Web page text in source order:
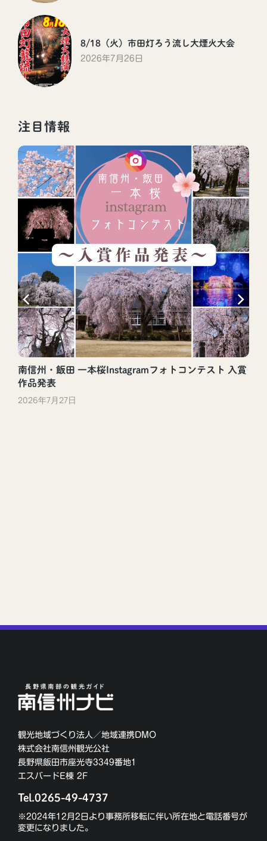
8/18（火）市田灯ろう流し大煙火大会
2026年7月26日
注目情報
南信州・飯田 一本桜Instagramフォトコンテスト 入賞
作品発表
2026年7月27日
観光地域づくり法人／地域連携DMO
株式会社南信州観光公社
長野県飯田市座光寺3349番地1
エスバードE棟 2F
Tel.0265-49-4737
※2024年12月2日より事務所移転に伴い所在地と電話番号が
変更になりました。